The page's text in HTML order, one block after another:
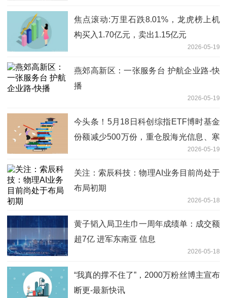
焦点滚动:万里石跌8.01%，龙虎榜上机
构买入1.70亿元，卖出1.15亿元
2026-05-19
燕郊高新区：一张服务台 护航企业路-快
播
2026-05-19
今头条！5月18日科创综指ETF博时基金
份额减少500万份，重仓股海光信息、寒
2026-05-19
关注：索辰科技：物理AI业务目前尚处于
布局初期
2026-05-18
黄子韬入局卫生巾一周年成绩单：成交额
超7亿 进军东南亚 信息
2026-05-18
“我真的撑不住了”，2000万粉丝博主宣布
断更-最新快讯